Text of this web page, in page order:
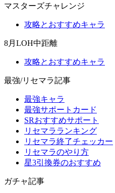
マスターズチャレンジ
攻略とおすすめキャラ
8月LOH中距離
攻略とおすすめキャラ
最強/リセマラ記事
最強キャラ
最強サポートカード
SRおすすめサポート
リセマラランキング
リセマラ終了チェッカー
リセマラのやり方
星3引換券のおすすめ
ガチャ記事